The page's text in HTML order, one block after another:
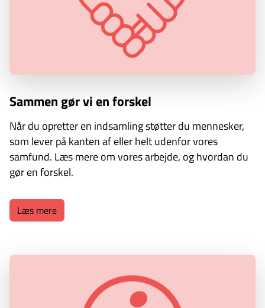
Sammen gør vi en forskel
Når du opretter en indsamling støtter du mennesker,
som lever på kanten af eller helt udenfor vores
samfund. Læs mere om vores arbejde, og hvordan du
gør en forskel.
Læs mere